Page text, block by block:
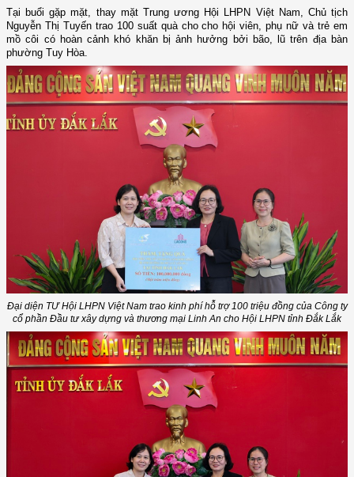
Tại buổi gặp mặt, thay mặt Trung ương Hội LHPN Việt Nam, Chủ tịch
Nguyễn Thị Tuyến trao 100 suất quà cho cho hội viên, phụ nữ và trẻ em
mồ côi có hoàn cảnh khó khăn bị ảnh hưởng bởi bão, lũ trên địa bàn
phường Tuy Hòa.
Đại diện TƯ Hội LHPN Việt Nam trao kinh phí hỗ trợ 100 triệu đồng của Công ty
cổ phần Đầu tư xây dựng và thương mại Linh An cho Hội LHPN tỉnh Đắk Lắk